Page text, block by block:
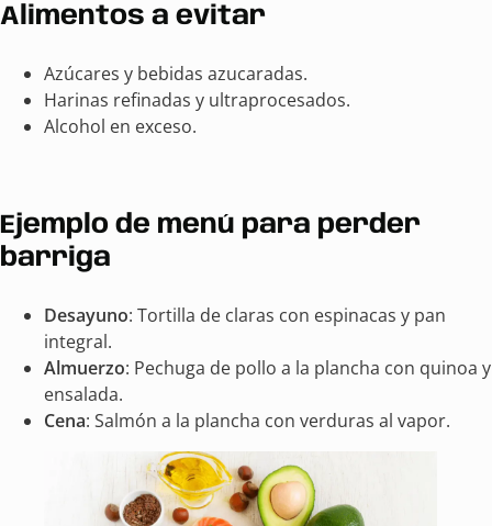
Alimentos a evitar
Azúcares y bebidas azucaradas.
Harinas refinadas y ultraprocesados.
Alcohol en exceso.
Ejemplo de menú para perder
barriga
Desayuno: Tortilla de claras con espinacas y pan
integral.
Almuerzo: Pechuga de pollo a la plancha con quinoa y
ensalada.
Cena: Salmón a la plancha con verduras al vapor.